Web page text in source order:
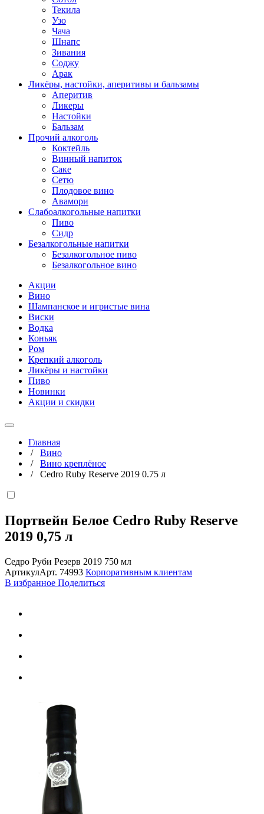
Текила
Узо
Чача
Шнапс
Зивания
Соджу
Арак
Ликёры, настойки, аперитивы и бальзамы
Аперитив
Ликеры
Настойки
Бальзам
Прочий алкоголь
Коктейль
Винный напиток
Саке
Сетю
Плодовое вино
Авамори
Слабоалкогольные напитки
Пиво
Сидр
Безалкогольные напитки
Безалкогольное пиво
Безалкогольное вино
Акции
Вино
Шампанское и игристые вина
Виски
Водка
Коньяк
Ром
Крепкий алкоголь
Ликёры и настойки
Пиво
Новинки
Акции и скидки
Главная
/ Вино
/ Вино креплёное
/ Cedro Ruby Reserve 2019 0.75 л
Портвейн Белое Cedro Ruby Reserve
2019 0,75 л
Седро Руби Резерв 2019 750 мл
АртикулАрт. 74993 Корпоративным клиентам
В избранное Поделиться